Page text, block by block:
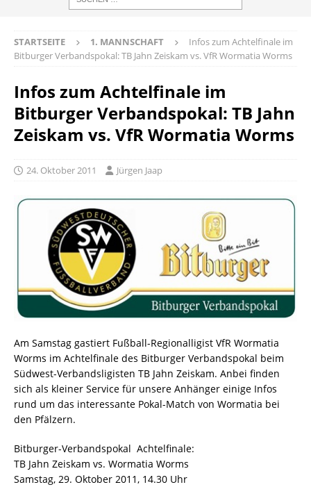
STARTSEITE 1. MANNSCHAFT
Infos zum Achtelfinale im
Bitburger Verbandspokal: TB Jahn Zeiskam vs. VfR Wormatia Worms
Infos zum Achtelfinale im
Bitburger Verbandspokal: TB Jahn
Zeiskam vs. VfR Wormatia Worms
24. Oktober 2011 Jürgen Jaap
Am Samstag gastiert Fußball-Regionalligist VfR Wormatia
Worms im Achtelfinale des Bitburger Verbandspokal beim
Südwest-Verbandsligisten TB Jahn Zeiskam. Anbei finden
sich als kleiner Service für unsere Anhänger einige Infos
rund um das interessante Pokal-Match von Wormatia bei
den Pfälzern.
Bitburger-Verbandspokal  Achtelfinale:
TB Jahn Zeiskam vs. Wormatia Worms
Samstag, 29. Oktober 2011, 14.30 Uhr